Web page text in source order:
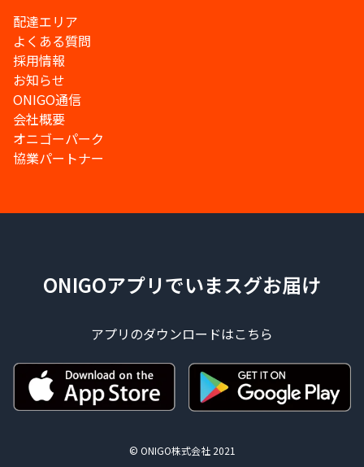
配達エリア
よくある質問
採用情報
お知らせ
ONIGO通信
会社概要
オニゴーパーク
協業パートナー
ONIGOアプリでいまスグお届け
アプリのダウンロードはこちら
© ONIGO株式会社 2021